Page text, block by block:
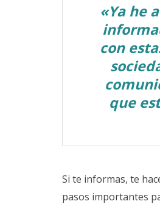
«Ya he
con
que
Si te informas, te
pasos importantes